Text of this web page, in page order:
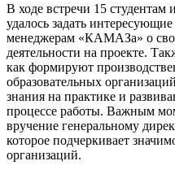
В ходе встречи 15 студентам
удалось задать
менеджерам «КАМАЗа» о
деятельности на проекте.
как формируют
образовательных
знания на практике и
процессе работы. Важным
вручение генеральному
которое подчеркивает
организаций.